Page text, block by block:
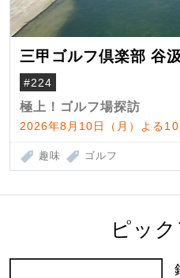
三甲ゴルフ倶楽部 谷
#224
極上！ゴルフ場探訪
2026年8月10日（月）よる
趣味 ゴルフ
ピッ